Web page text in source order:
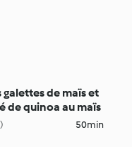
galettes de maïs et
de quinoa au maïs
50min